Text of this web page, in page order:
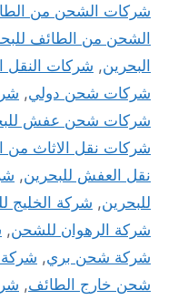
شركات الشحن من
الشحن من الطائف
البحرين, شركات النقل
شركات شحن دولي,
شركات شحن عفش
شركات نقل الاثاث من
نقل العفش للبحرين,
للبحرين, شركة الخليج
شركة الرهوان للشحن,
شركة شحن بري,
شحن خارج الطائف,